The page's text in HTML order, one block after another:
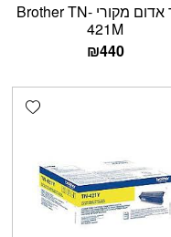
טונר אדום מקורי Brother TN-
421M
₪440